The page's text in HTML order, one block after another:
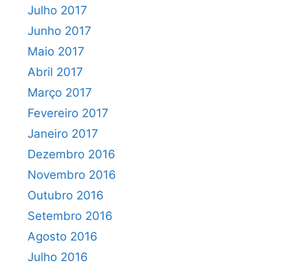
Julho 2017
Junho 2017
Maio 2017
Abril 2017
Março 2017
Fevereiro 2017
Janeiro 2017
Dezembro 2016
Novembro 2016
Outubro 2016
Setembro 2016
Agosto 2016
Julho 2016